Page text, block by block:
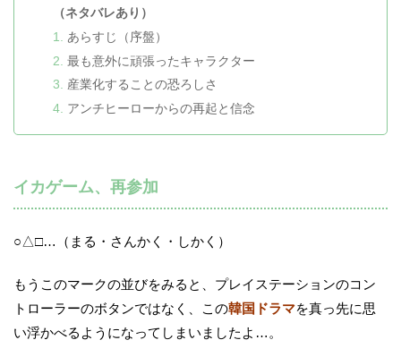
（ネタバレあり）
あらすじ（序盤）
最も意外に頑張ったキャラクター
産業化することの恐ろしさ
アンチヒーローからの再起と信念
イカゲーム、再参加
○△□…（まる・さんかく・しかく）
もうこのマークの並びをみると、プレイステーションのコン
トローラーのボタンではなく、この韓国ドラマを真っ先に思
い浮かべるようになってしまいましたよ…。